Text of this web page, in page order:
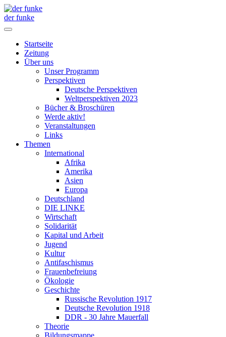
der funke
Startseite
Zeitung
Über uns
Unser Programm
Perspektiven
Deutsche Perspektiven
Weltperspektiven 2023
Bücher & Broschüren
Werde aktiv!
Veranstaltungen
Links
Themen
International
Afrika
Amerika
Asien
Europa
Deutschland
DIE LINKE
Wirtschaft
Solidarität
Kapital und Arbeit
Jugend
Kultur
Antifaschismus
Frauenbefreiung
Ökologie
Geschichte
Russische Revolution 1917
Deutsche Revolution 1918
DDR - 30 Jahre Mauerfall
Theorie
Bildungsmappe